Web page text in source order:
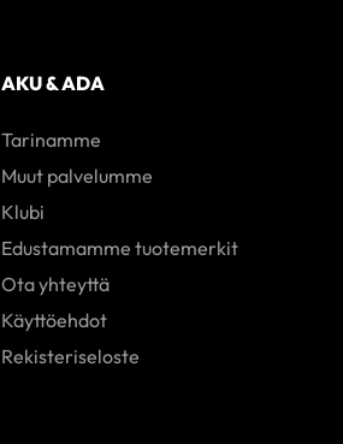
AKU & ADA
Tarinamme
Muut palvelumme
Klubi
Edustamamme tuotemerkit
Ota yhteyttä
Käyttöehdot
Rekisteriseloste